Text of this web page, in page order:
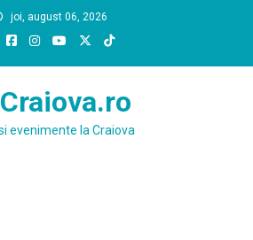
joi, august 06, 2026
evenimente la Craiova